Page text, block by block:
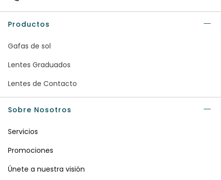
Productos
Gafas de sol
Lentes Graduados
Lentes de Contacto
Sobre Nosotros
Servicios
Promociones
Únete a nuestra visión